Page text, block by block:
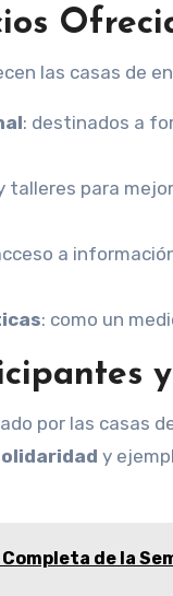
las casas de
: destinados a
talleres para
a
: como un
y
Completa de la